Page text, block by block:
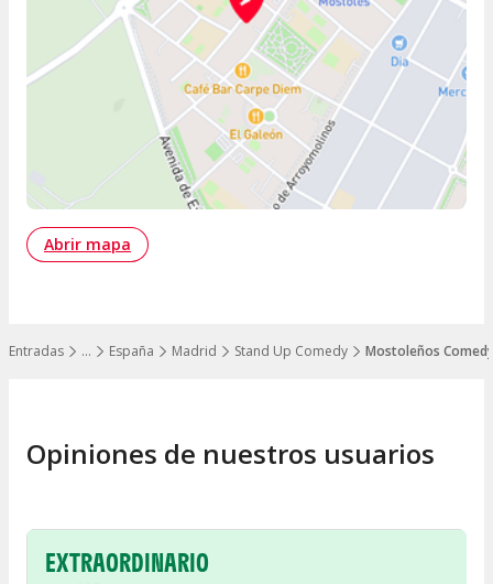
…
Mostrar todos los niveles
Entradas España Madrid Stand Up Comedy Mostoleños Comedy
Abrir mapa
Opiniones de nuestros usuarios
EXTRAORDINARIO